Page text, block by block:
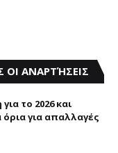
ΑΝΑΡΤΉΣΕΙΣ
το 2026 και
για απαλλαγές